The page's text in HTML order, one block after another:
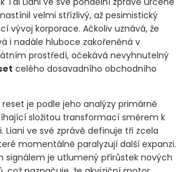
velmi střízlivý, až pesimistický
vývoj korporace. Ačkoliv uznává, že
i nadále hluboce zakořeněná v
prostředí, očekává nevyhnutelný
celého dosavadního obchodního
je podle jeho analýzy primárně
složitou transformací směrem k
Liani ve své zprávě definuje tři zcela
momentálně paralyzují další expanzi.
signálem je utlumený přírůstek nových